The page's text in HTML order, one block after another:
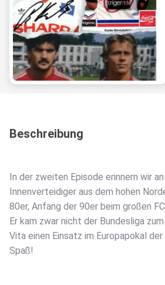
Beschreibung
In der zweiten Episode erinnern wir
Innenverteidiger aus dem hohen
80er, Anfang der 90er beim großen
Er kam zwar nicht der Bundesliga
Vita einen Einsatz im Europapokal
Spaß!